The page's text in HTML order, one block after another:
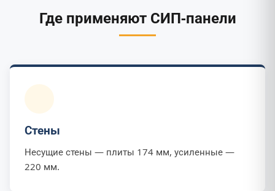
Где применяют СИП-панели
Стены
Несущие стены — плиты 174 мм, усиленные —
220 мм.